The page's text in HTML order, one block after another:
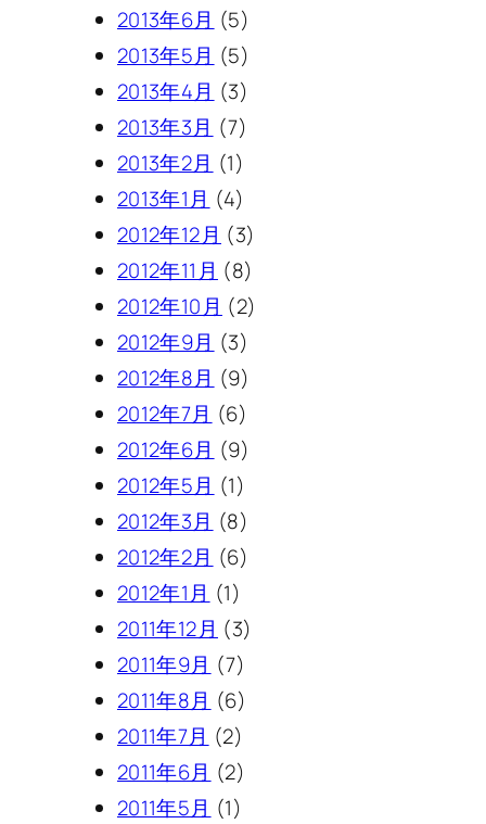
2013年6月 (5)
2013年5月 (5)
2013年4月 (3)
2013年3月 (7)
2013年2月 (1)
2013年1月 (4)
2012年12月 (3)
2012年11月 (8)
2012年10月 (2)
2012年9月 (3)
2012年8月 (9)
2012年7月 (6)
2012年6月 (9)
2012年5月 (1)
2012年3月 (8)
2012年2月 (6)
2012年1月 (1)
2011年12月 (3)
2011年9月 (7)
2011年8月 (6)
2011年7月 (2)
2011年6月 (2)
2011年5月 (1)